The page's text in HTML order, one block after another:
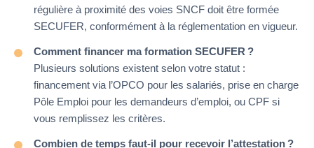
régulière à proximité des voies SNCF doit être formée
SECUFER, conformément à la réglementation en vigueur.
Comment financer ma formation SECUFER ?
Plusieurs solutions existent selon votre statut :
financement via l’OPCO pour les salariés, prise en charge
Pôle Emploi pour les demandeurs d’emploi, ou CPF si
vous remplissez les critères.
Combien de temps faut-il pour recevoir l’attestation ?